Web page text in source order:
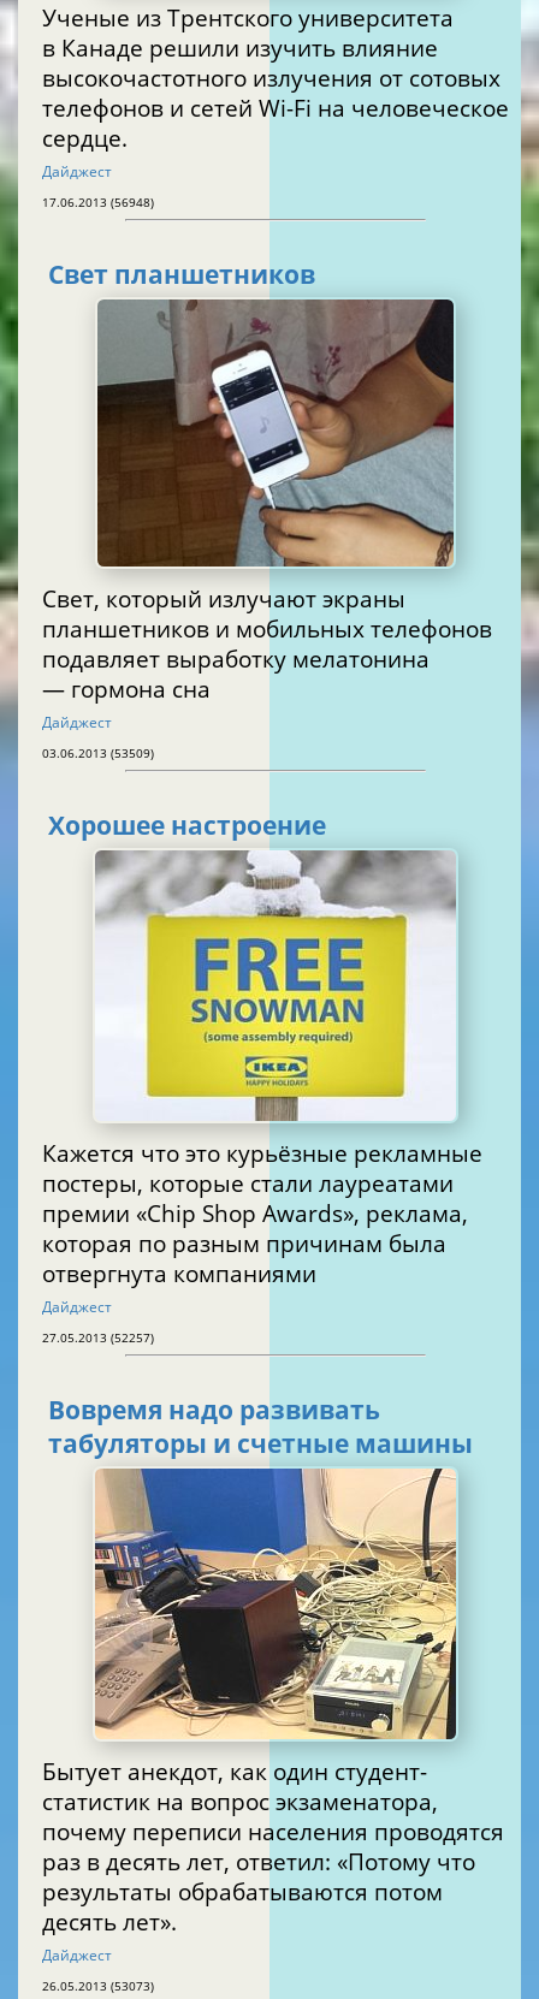
Ученые из Трентcкого университета
в Канаде решили изучить влияние
высокочастотного излучения от сотовых
телефонов и сетей Wi-Fi на человеческое
сердце.
Дайджест
17.06.2013 (56948)
Свет планшетников
Свет, который излучают экраны
планшетников и мобильных телефонов
подавляет выработку мелатонина
— гормона сна
Дайджест
03.06.2013 (53509)
Хорошее настроение
Кажется что это курьёзные рекламные
постеры, которые стали лауреатами
премии «Chip Shop Awards», реклама,
которая по разным причинам была
отвергнута компаниями
Дайджест
27.05.2013 (52257)
Вовремя надо развивать
табуляторы и счетные машины
Бытует анекдот, как один студент-
статистик на вопрос экзаменатора,
почему переписи населения проводятся
раз в десять лет, ответил: «Потому что
результаты обрабатываются потом
десять лет».
Дайджест
26.05.2013 (53073)